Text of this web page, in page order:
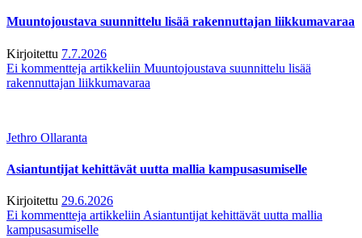
Muuntojoustava suunnittelu lisää rakennuttajan liikkumavaraa
Kirjoitettu 7.7.2026
Ei kommentteja artikkeliin Muuntojoustava suunnittelu lisää
rakennuttajan liikkumavaraa
Jethro Ollaranta
Asiantuntijat kehittävät uutta mallia kampusasumiselle
Kirjoitettu 29.6.2026
Ei kommentteja artikkeliin Asiantuntijat kehittävät uutta mallia
kampusasumiselle